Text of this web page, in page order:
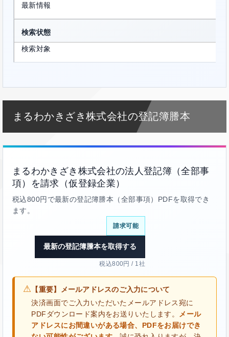
最新情報
検索状態
検索対象
まるわかきざき株式会社の登記簿謄本
まるわかきざき株式会社の法人登記簿（全部事
項）を請求（仮登録企業）
税込800円で最新の登記簿謄本（全部事項）PDFを取得でき
ます。
請求可能
最新の登記簿謄本を取得する
税込800円 / 1社
⚠ 【重要】メールアドレスのご入力について
決済画面でご入力いただいたメールアドレス宛に
PDFダウンロード案内をお送りいたします。
メール
アドレスにお間違いがある場合、PDFをお届けでき